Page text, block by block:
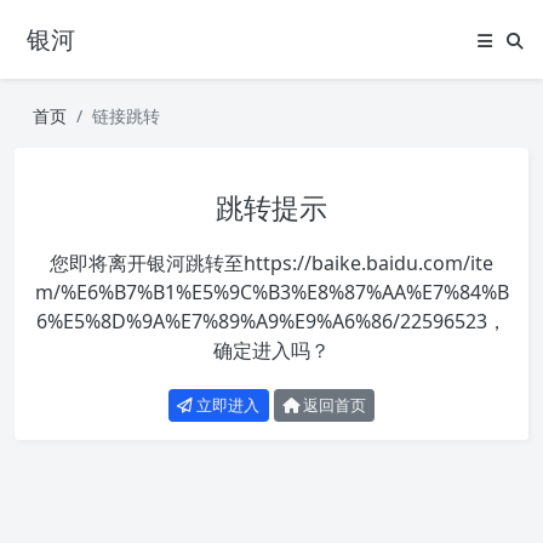
银河
首页 链接跳转
跳转提示
您即将离开银河跳转至https://baike.baidu.com/ite
m/%E6%B7%B1%E5%9C%B3%E8%87%AA%E7%84%B
6%E5%8D%9A%E7%89%A9%E9%A6%86/22596523 ，
确定进入吗？
立即进入 返回首页